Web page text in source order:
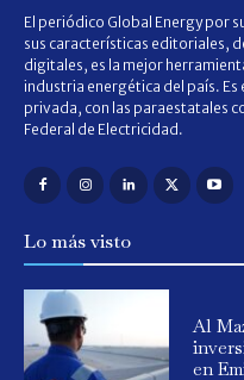
El periódico Global Energy por
sus características editoriales,
digitales, es la mejor
industria energética del país.
privada, con las paraestatales
Federal de Electricidad.
Lo más visto
Al
en